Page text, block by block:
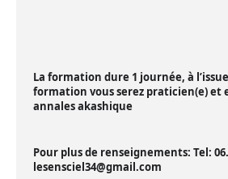
La formation dure 1 journée, à
formation vous serez praticien(e) et
annales akashique
Pour plus de renseignements: Tel:
lesensciel34@gmail.com